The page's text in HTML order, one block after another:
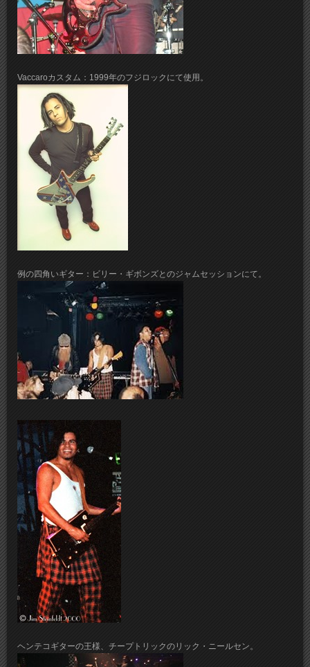
Vaccaroカスタム：1999年のフジロックにて使用。
例の四角いギター：ビリー・ギボンズとのジャムセッションにて。
ヘンテコギターの王様、チープトリックのリック・ニールセン。